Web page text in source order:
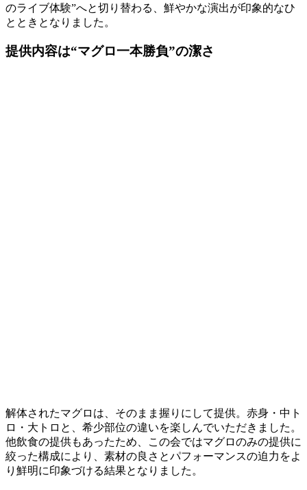
のライブ体験”へと切り替わる、鮮やかな演出が印象的なひ
とときとなりました。
提供内容は“マグロ一本勝負”の潔さ
解体されたマグロは、そのまま握りにして提供。赤身・中ト
ロ・大トロと、希少部位の違いを楽しんでいただきました。
他飲食の提供もあったため、この会ではマグロのみの提供に
絞った構成により、素材の良さとパフォーマンスの迫力をよ
り鮮明に印象づける結果となりました。